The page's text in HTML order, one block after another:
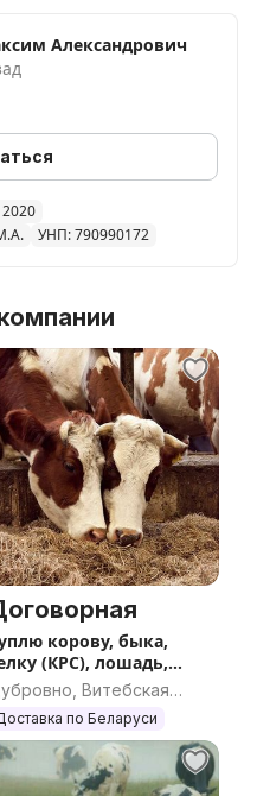
Александрович
УНП: 790990172
корову, быка,
(КРС), лошадь,
Витебская
по Беларуси